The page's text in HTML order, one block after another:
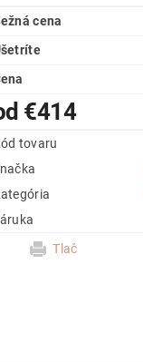
cena
€414
tovaru
Tlač